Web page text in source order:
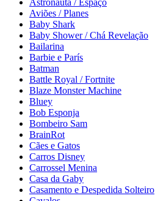
Aviões / Planes
Baby Shark
Baby Shower / Chá Revelação
Bailarina
Barbie e París
Batman
Battle Royal / Fortnite
Blaze Monster Machine
Bluey
Bob Esponja
Bombeiro Sam
BrainRot
Cães e Gatos
Carros Disney
Carrossel Menina
Casa da Gaby
Casamento e Despedida Solteiro